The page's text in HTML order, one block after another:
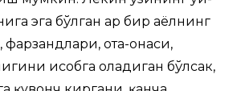
эга бўлган ҳар бир аёлнинг
фарзандлари, ота-онаси,
ҳисобга оладиган бўлсак,